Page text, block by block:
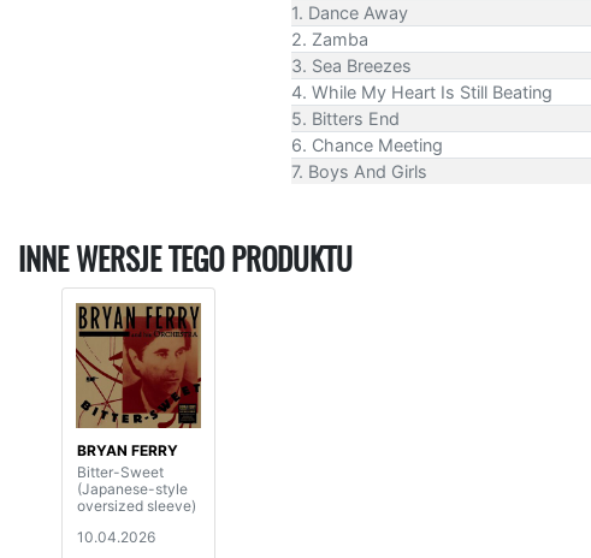
1. Dance Away
2. Zamba
3. Sea Breezes
4. While My Heart Is Still Beating
5. Bitters End
6. Chance Meeting
7. Boys And Girls
INNE WERSJE TEGO PRODUKTU
BRYAN FERRY
Bitter-Sweet
(Japanese-style
oversized sleeve)
10.04.2026